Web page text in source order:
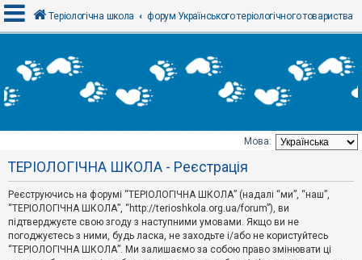
х
і
Т
е
м
и
б
е
з
в
і
Теріологічна школа форум Українського теріологічного товариства
Мова:
ТЕРІОЛОГІЧНА ШКОЛА - Реєстрація
Реєструючись на форумі “ТЕРІОЛОГІЧНА ШКОЛА” (надалі “ми”, “наш”,
“ТЕРІОЛОГІЧНА ШКОЛА”, “http://terioshkola.org.ua/forum”), ви
підтверджуєте свою згоду з наступними умовами. Якщо ви не
погоджуєтесь з ними, будь ласка, не заходьте і/або не користуйтесь
“ТЕРІОЛОГІЧНА ШКОЛА”. Ми залишаємо за собою право змінювати ці